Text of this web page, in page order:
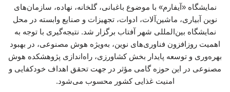
نمایشگاه «آیفارم» با موضوع باغبانی، گلخانه، نهاده، سازمان‌های
نوین آبیاری، ماشین‌آلات، ادوات، تجهیزات و صنایع وابسته در محل
نمایشگاه بین‌المللی شهر آفتاب برگزار شد. نتیجه‌گیری با توجه به
اهمیت روزافزون فناوری‌های نوین، به‌ویژه هوش مصنوعی، در بهبود
بهره‌وری و توسعه پایدار بخش کشاورزی، راه‌اندازی پژوهشکده هوش
مصنوعی در این حوزه گامی مؤثر در جهت تحقق اهداف خودکفایی و
امنیت غذایی کشور محسوب می‌شود.